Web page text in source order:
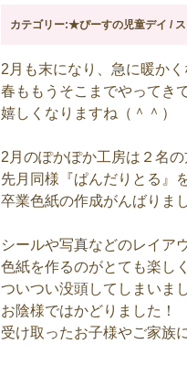
カテゴリー:★ぴーすの児童デイ /
2月も末になり、急に暖かく
春ももうそこまでやってき
嬉しくなりますね（＾＾）
2月のぽかぽか工房は２名の
先月同様『ぱんだりとる』
卒業色紙の作成がんばりま
シールや写真などのレイア
色紙を作るのがとても楽しく
ついつい没頭してしまいま
お陰様ではかどりました！
受け取ったお子様やご家族